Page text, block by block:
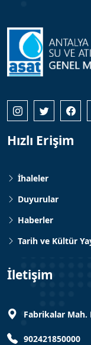
Hızlı Erişim
İhaleler
Duyurular
Haberler
Tarih ve Kültür
İletişim
Fabrikalar Mah.
902421850000